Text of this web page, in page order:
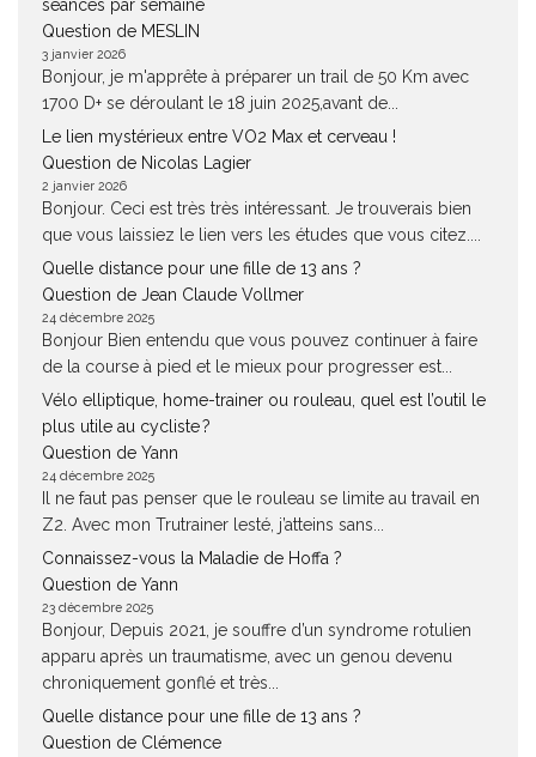
séances par semaine
Question de MESLIN
3 janvier 2026
Bonjour, je m'apprête à préparer un trail de 50 Km avec
1700 D+ se déroulant le 18 juin 2025,avant de...
Le lien mystérieux entre VO2 Max et cerveau !
Question de Nicolas Lagier
2 janvier 2026
Bonjour. Ceci est très très intéressant. Je trouverais bien
que vous laissiez le lien vers les études que vous citez....
Quelle distance pour une fille de 13 ans ?
Question de Jean Claude Vollmer
24 décembre 2025
Bonjour Bien entendu que vous pouvez continuer à faire
de la course à pied et le mieux pour progresser est...
Vélo elliptique, home-trainer ou rouleau, quel est l’outil le
plus utile au cycliste ?
Question de Yann
24 décembre 2025
Il ne faut pas penser que le rouleau se limite au travail en
Z2. Avec mon Trutrainer lesté, j’atteins sans...
Connaissez-vous la Maladie de Hoffa ?
Question de Yann
23 décembre 2025
Bonjour, Depuis 2021, je souffre d’un syndrome rotulien
apparu après un traumatisme, avec un genou devenu
chroniquement gonflé et très...
Quelle distance pour une fille de 13 ans ?
Question de Clémence